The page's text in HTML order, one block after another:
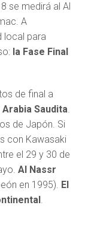
se medirá al Al
A
local para
la Fase Final
de final a
Arabia Saudita.
de Japón. Si
con Kawasaki
el 29 y 30 de
Al Nassr
en 1995). El
.